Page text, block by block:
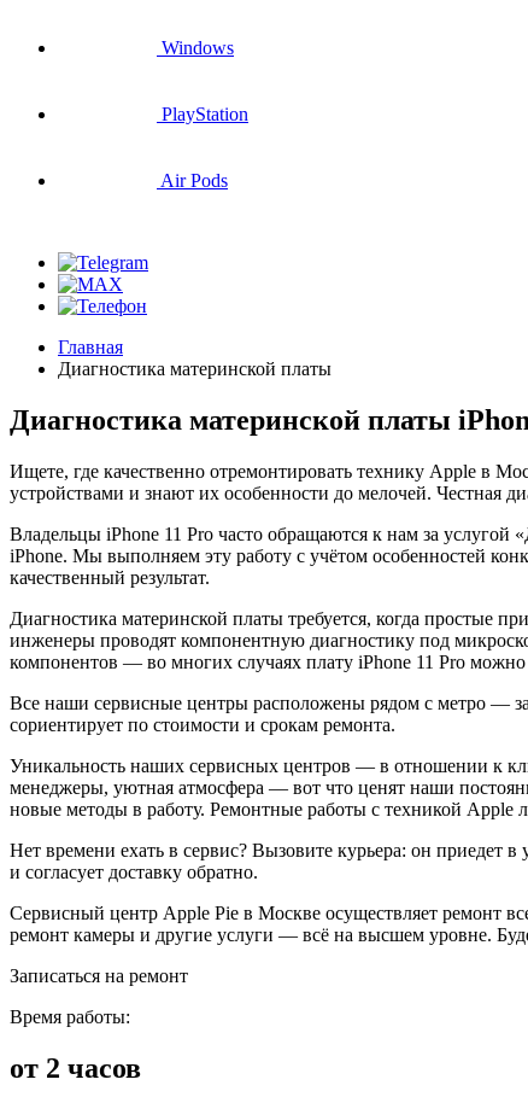
Windows
PlayStation
Air Pods
Главная
Диагностика материнской платы
Диагностика материнской платы
Ищете, где качественно отремонтировать технику Apple в
устройствами и знают их особенности до мелочей. Честная
Владельцы iPhone 11 Pro часто обращаются к нам за
iPhone. Мы выполняем эту работу с учётом особенностей
качественный результат.
Диагностика материнской платы требуется, когда простые
инженеры проводят компонентную диагностику под
компонентов — во многих случаях плату iPhone 11 Pro можно
Все наши сервисные центры расположены рядом с метро —
сориентирует по стоимости и срокам ремонта.
Уникальность наших сервисных центров — в отношении к
менеджеры, уютная атмосфера — вот что ценят наши
новые методы в работу. Ремонтные работы с техникой
Нет времени ехать в сервис? Вызовите курьера: он приедет
и согласует доставку обратно.
Сервисный центр Apple Pie в Москве осуществляет ремонт
ремонт камеры и другие услуги — всё на высшем уровне.
Записаться на ремонт
Время работы:
от 2 часов